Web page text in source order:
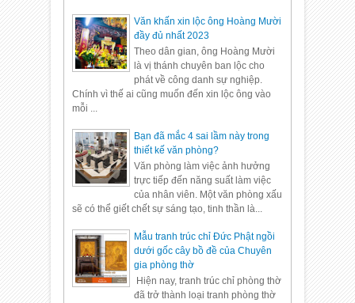
Văn khấn xin lộc ông Hoàng Mười
đầy đủ nhất 2023
Theo dân gian, ông Hoàng Mười
là vị thánh chuyên ban lộc cho
phát về công danh sự nghiệp.
Chính vì thế ai cũng muốn đến xin lộc ông vào
mỗi ...
Bạn đã mắc 4 sai lầm này trong
thiết kế văn phòng?
Văn phòng làm việc ảnh hưởng
trực tiếp đến năng suất làm việc
của nhân viên. Một văn phòng xấu
sẽ có thể giết chết sự sáng tạo, tinh thần là...
Mẫu tranh trúc chỉ Đức Phật ngồi
dưới gốc cây bồ đề của Chuyên
gia phòng thờ
Hiện nay, tranh trúc chỉ phòng thờ
đã trở thành loại tranh phòng thờ